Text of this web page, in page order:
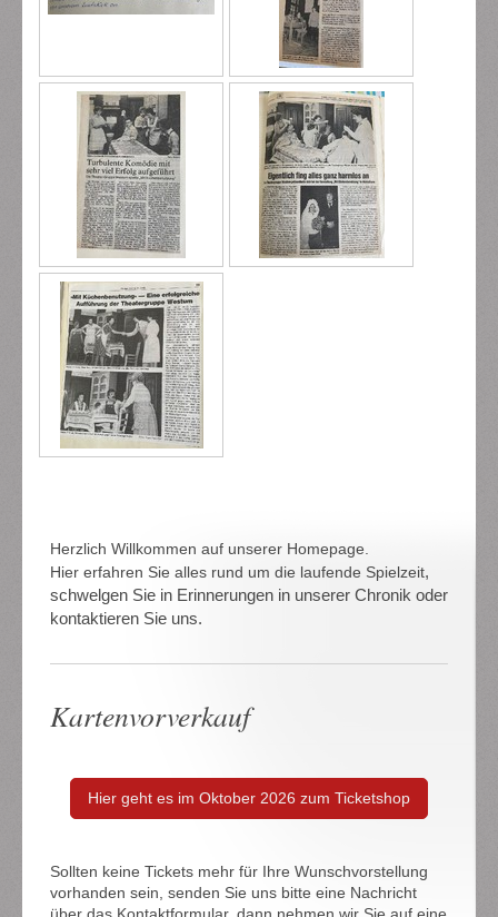
Herzlich Willkommen auf unserer Homepage.
Hier erfahren Sie alles rund um die laufende Spielzeit,
schwelgen Sie in Erinnerungen in unserer Chronik oder
kontaktieren Sie uns.
Kartenvorverkauf
Hier geht es im Oktober 2026 zum Ticketshop
Sollten keine Tickets mehr für Ihre Wunschvorstellung
vorhanden sein, senden Sie uns bitte eine Nachricht
über das Kontaktformular, dann nehmen wir Sie auf eine